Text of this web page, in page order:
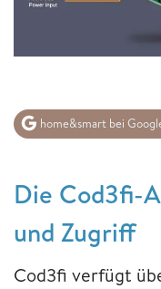
home&smart bei
Die Cod3fi-
und Zugriff
Cod3fi verfügt